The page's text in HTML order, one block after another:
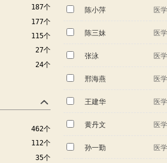
187个
177个
115个
27个
24个
4个
462个
112个
35个
陈小萍 医
陈三妹 医
张泳 医
邢海燕 医
王建华 医
黄丹文 医
孙一勤 医